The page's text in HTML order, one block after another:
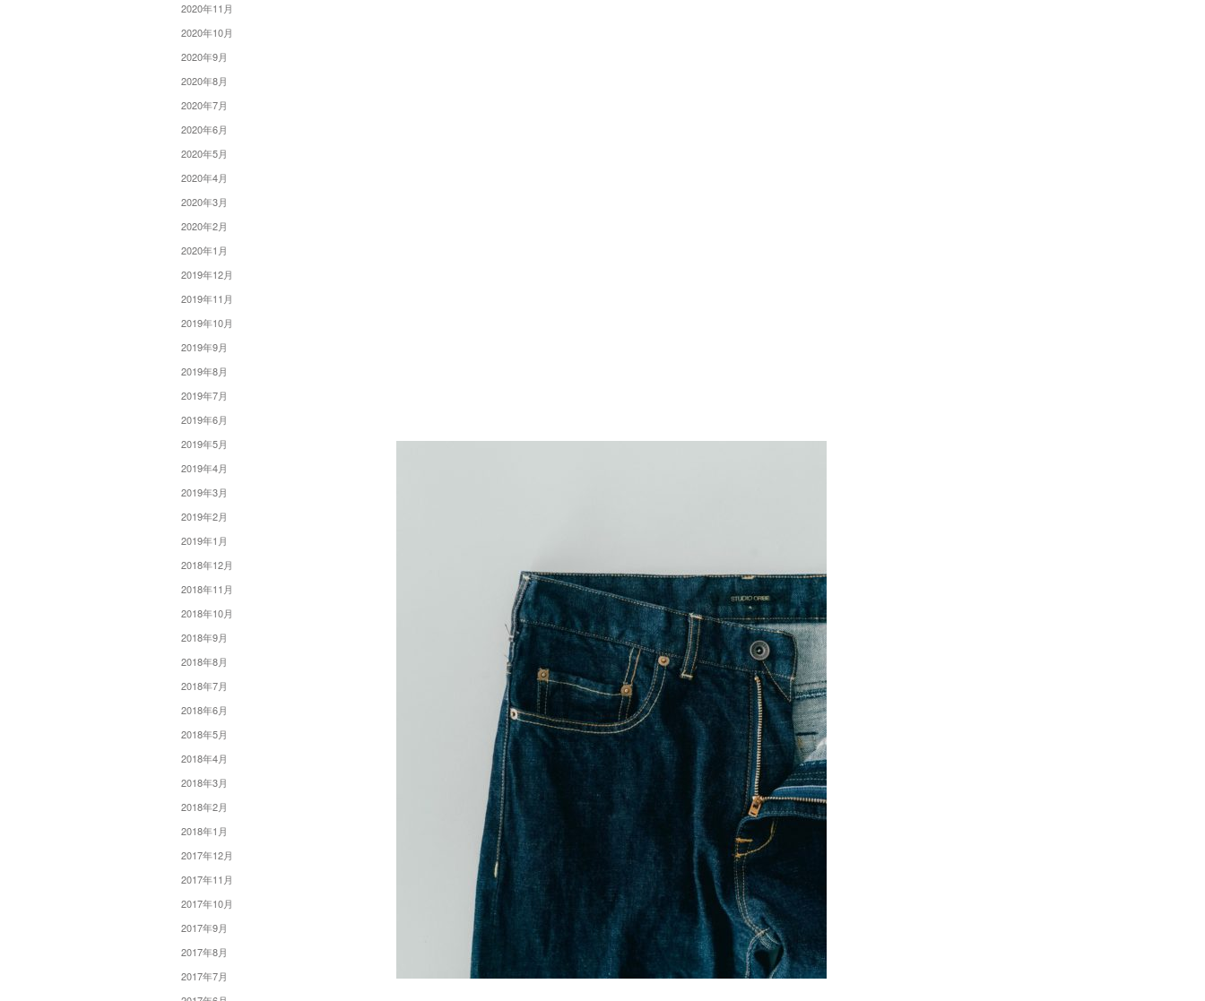
2020年11月
2020年10月
2020年9月
2020年8月
2020年7月
2020年6月
2020年5月
2020年4月
2020年3月
2020年2月
2020年1月
2019年12月
2019年11月
2019年10月
2019年9月
2019年8月
2019年7月
2019年6月
2019年5月
2019年4月
2019年3月
2019年2月
2019年1月
2018年12月
2018年11月
2018年10月
2018年9月
2018年8月
2018年7月
2018年6月
2018年5月
2018年4月
2018年3月
2018年2月
2018年1月
2017年12月
2017年11月
2017年10月
2017年9月
2017年8月
2017年7月